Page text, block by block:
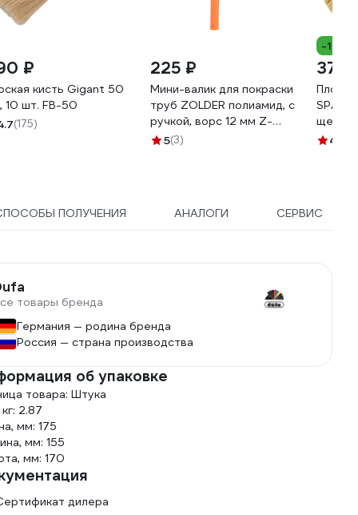
₽
кисть Gigant 50
10 шт. FB-50
(175)
225 ₽
Мини-валик для покраски
труб ZOLDER полиамид, с
ручкой, ворс 12 мм Z-
105126 ЭК000135628
5(3)
-12%
37 ₽
ручка
4.3
ПОЛУЧЕНИЯ АНАЛОГИ СЕРВИС
товары бренда
Германия — родина бренда
Россия — страна производства
об упаковке
товара: Штука
2.87
мм: 175
мм: 155
мм: 170
дилера